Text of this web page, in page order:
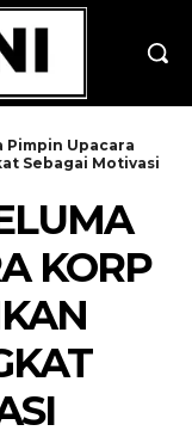
Pimpin Upacara
Sebagai Motivasi
KORP